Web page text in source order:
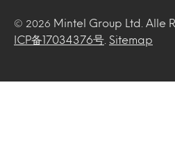
© 2026 Mintel Group Ltd. Alle
ICP备17034376号
Sitemap